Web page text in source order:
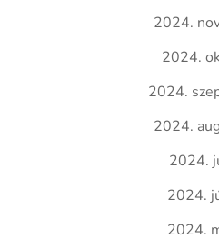
2024.
2024.
2024.
2024.
2024.
2024.
2024.